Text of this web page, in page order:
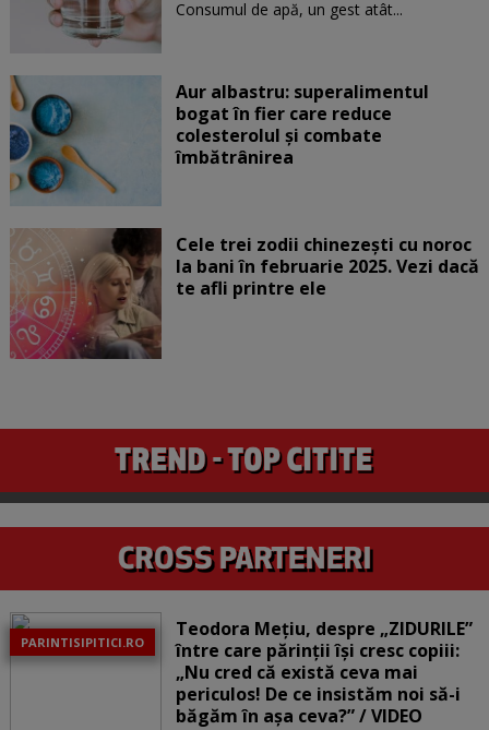
Consumul de apă, un gest atât...
Aur albastru: superalimentul
bogat în fier care reduce
colesterolul și combate
îmbătrânirea
Cele trei zodii chinezești cu noroc
la bani în februarie 2025. Vezi dacă
te afli printre ele
PARINTISIPITICI.RO
Teodora Mețiu, despre „ZIDURILE”
între care părinții își cresc copiii:
„Nu cred că există ceva mai
periculos! De ce insistăm noi să-i
băgăm în așa ceva?” / VIDEO